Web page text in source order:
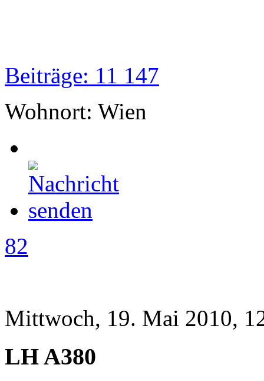
Beiträge: 11 147
Wohnort: Wien
82
Mittwoch, 19. Mai 2010,
LH A380